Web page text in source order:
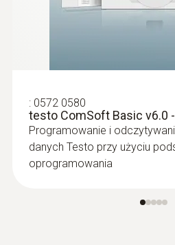
: 0572 0580
testo ComSoft Basic v6.0
Programowanie i
danych Testo przy użyciu
oprogramowania